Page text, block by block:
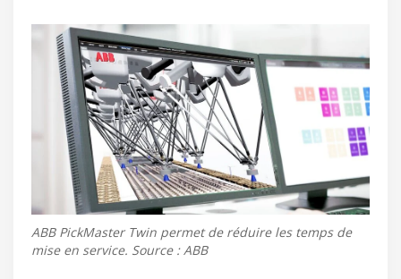
ABB PickMaster Twin permet de réduire les temps de
mise en service. Source : ABB